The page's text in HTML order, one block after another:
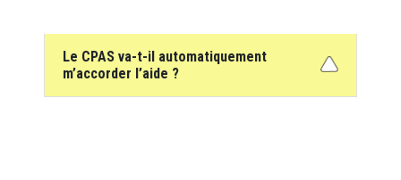
Le CPAS va-t-il automatiquement
m’accorder l’aide ?